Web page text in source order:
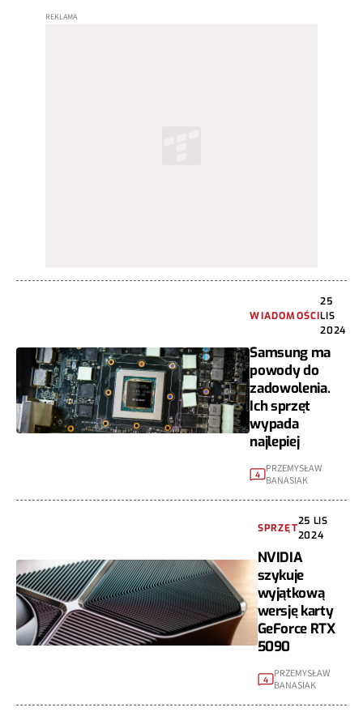
WIADOMOŚCI
25
LIS
2024
Samsung ma
powody do
zadowolenia.
Ich sprzęt
wypada
najlepiej
4
PRZEMYSŁAW
BANASIAK
SPRZĘT
25 LIS
2024
NVIDIA
szykuje
wyjątkową
wersję karty
GeForce RTX
5090
4 PRZEMYSŁAW
BANASIAK